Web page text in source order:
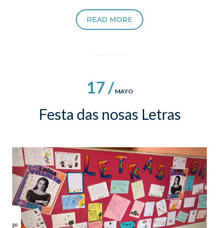
READ MORE
17 / MAYO
Festa das nosas Letras